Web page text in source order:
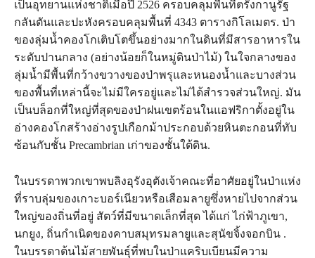
เป็นอุทยานแห่งชาติเมื่อปี 2526 ครอบคลุมพื้นที่ตรังกานูรัฐ
กลันตันและปะหังครอบคลุมพื้นที่ 4343 ตารางกิโลเมตร. ป่า
ของลุ่มน้ำคองโกเติบโตขึ้นอย่างมากในดินที่มีสารอาหารใน
ระดับปานกลาง (อย่างน้อยก็ในหมู่ดินป่าไม้) ในใจกลางของ
ลุ่มน้ำมีพื้นที่กว้างขวางของป่าพรุและหนองน้ำและบางส่วน
ของพื้นที่เหล่านี้จะไม่มีใครอยู่และไม่ได้สำรวจส่วนใหญ่. มัน
เป็นบล็อกที่ใหญ่ที่สุดของป่าฝนเขตร้อนในแอฟริกาตั้งอยู่ใน
อ่างคองโกสร้างอ่างรูปเกือกม้าประกอบด้วยหินตะกอนที่ทับ
ซ้อนกับชั้น Precambrian เก่าของชั้นใต้ดิน.
ในบรรดาพวกเขาพบลิงอุรังอุตังเจ้าคณะที่อาศัยอยู่ในป่าแห่ง
ที่ราบลุ่มของเกาะบอร์เนียวหรือเสือมลายูซึ่งหายไปจากส่วน
ใหญ่ของถิ่นที่อยู่ สัตว์ที่มีขนาดเล็กที่สุด ได้แก่ ไก่ฟ้าภูเขา,
นกยูง, ถิ่นกำเนิดของคาบสมุทรมลายูและสุนัขจิ้งจอกบิน .
ในบรรดาต้นไม้สายพันธุ์ที่พบในป่าแคริบเบียนมีความ